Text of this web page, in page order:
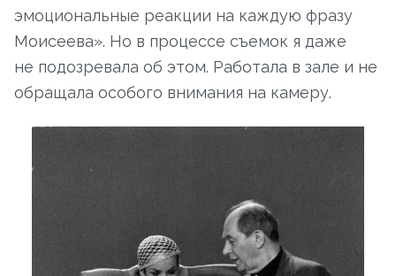
эмоциональные реакции на каждую фразу
Моисеева». Но в процессе съемок я даже
не подозревала об этом. Работала в зале и не
обращала особого внимания на камеру.